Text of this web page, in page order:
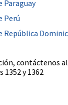
Paraguay
Perú
República
contáctenos al
1352 y 1362